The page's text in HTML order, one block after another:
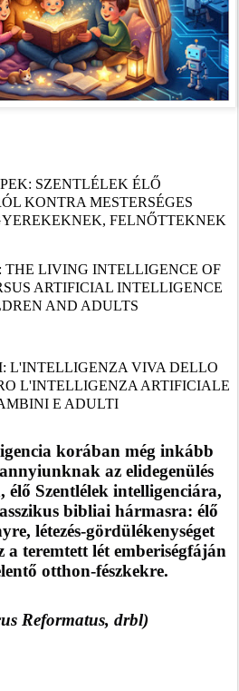
SZENTLÉLEK ÉLŐ
KONTRA MESTERSÉGES
FELNŐTTEKNEK
THE LIVING INTELLIGENCE OF
ARTIFICIAL INTELLIGENCE
AND ADULTS
L'INTELLIGENZA VIVA DELLO
L'INTELLIGENZA ARTIFICIALE
E ADULTI
korában még inkább
az elidegenülés
élő Szentlélek intelligenciára,
bibliai hármasra: élő
létezés-gördülékenységet
a teremtett lét emberiségfáján
ő otthon-fészkekre.
Reformatus, drbl)